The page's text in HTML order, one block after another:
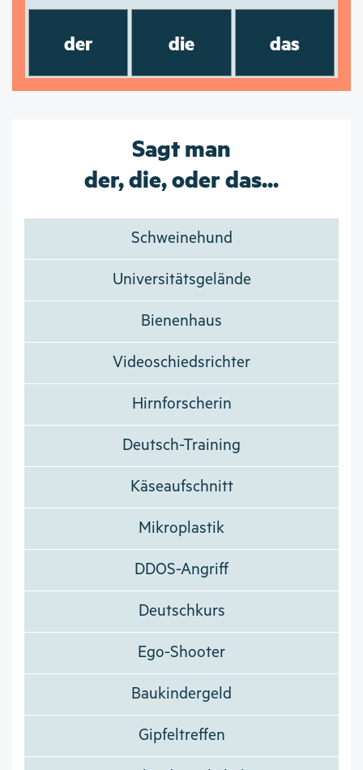
der die das
Sagt man
der, die, oder das...
Schweinehund
Universitätsgelände
Bienenhaus
Videoschiedsrichter
Hirnforscherin
Deutsch-Training
Käseaufschnitt
Mikroplastik
DDOS-Angriff
Deutschkurs
Ego-Shooter
Baukindergeld
Gipfeltreffen